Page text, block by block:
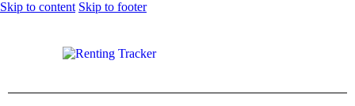
Skip to content Skip to footer